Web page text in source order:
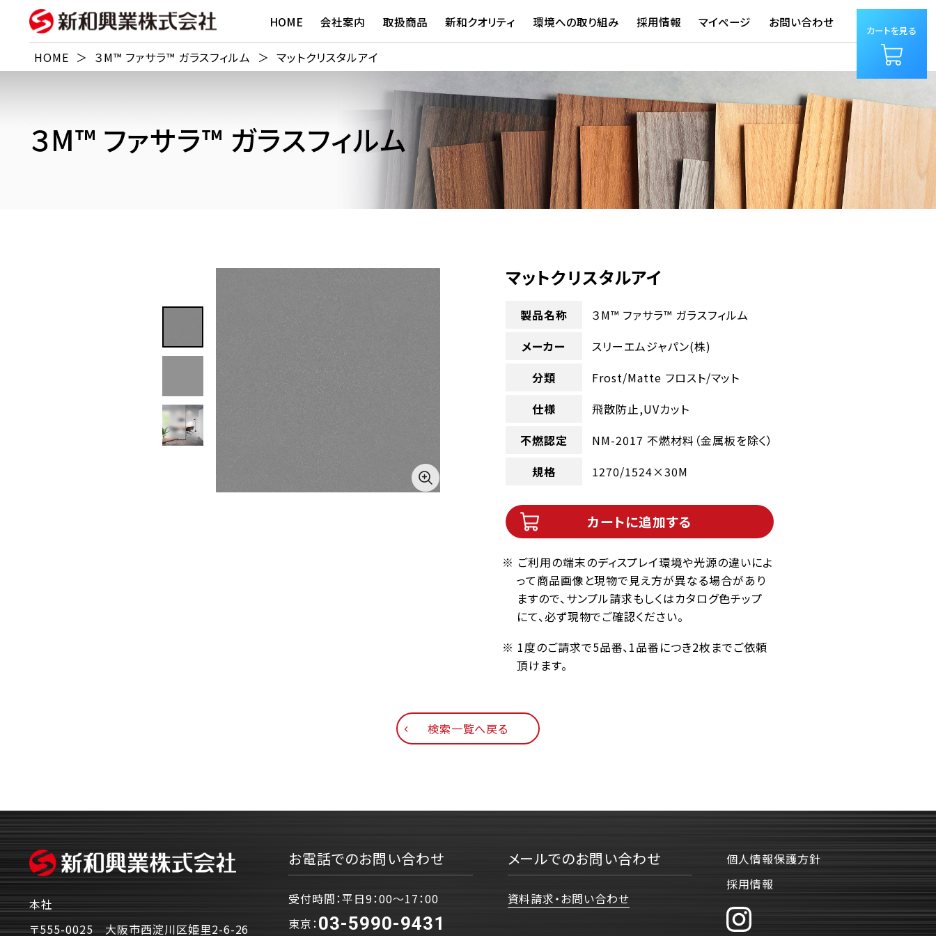
HOME 会社案内 取扱商品 新和クオリティ 環境への取り組み 採用情報 マイページ お問い合わせ
カートを見る
HOME ＞ ３M™ ファサラ™ ガラスフィルム ＞ マットクリスタルアイ
３M™ ファサラ™ ガラスフィルム
マットクリスタルアイ
製品名称
３M™ ファサラ™ ガラスフィルム
メーカー
スリーエムジャパン(株)
分類
Frost/Matte フロスト/マット
仕様
飛散防止,UVカット
不燃認定
NM-2017 不燃材料（金属板を除く）
規格
1270/1524×30M
カートに追加する
※ ご利用の端末のディスプレイ環境や光源の違いによ
って商品画像と現物で見え方が異なる場合があり
ますので、サンプル請求もしくはカタログ色チップ
にて、必ず現物でご確認ください。
※ 1度のご請求で5品番、1品番につき2枚までご依頼
頂けます。
検索一覧へ戻る
本社
〒555-0025 大阪市西淀川区姫里2-6-26
お電話でのお問い合わせ
受付時間：平日9：00〜17：00
東京：03-5990-9431
メールでのお問い合わせ
資料請求・お問い合わせ
個人情報保護方針
採用情報